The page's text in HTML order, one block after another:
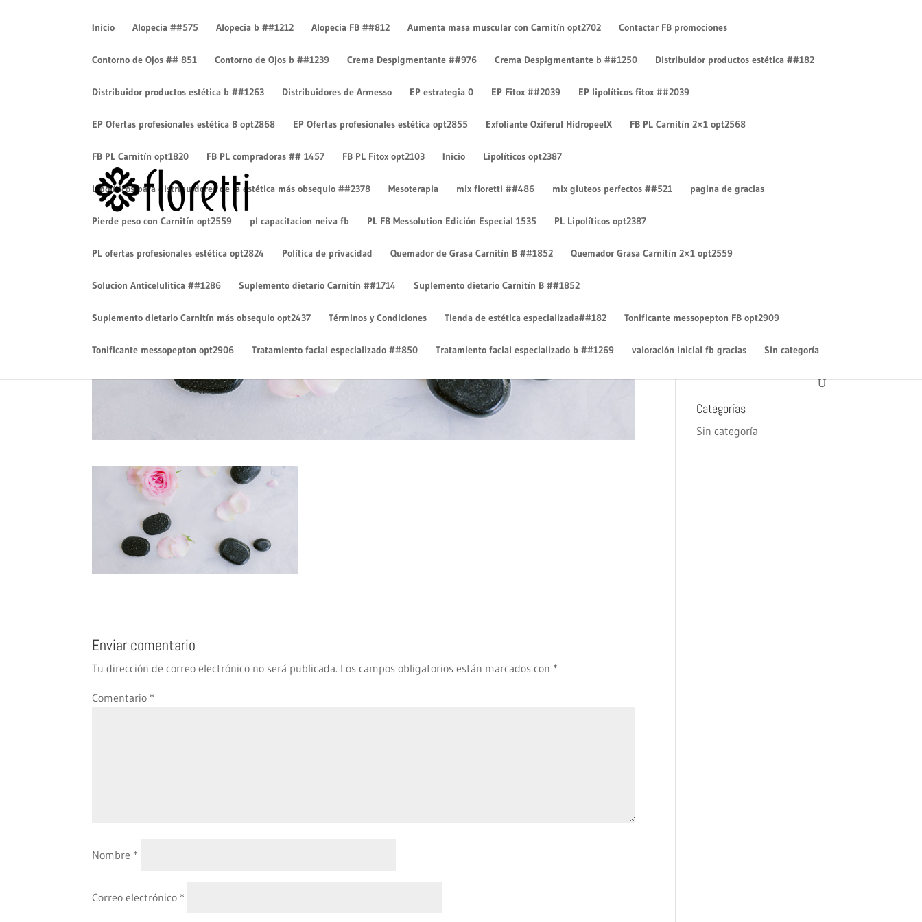
Inicio Alopecia ##575 Alopecia b ##1212 Alopecia FB ##812 Aumenta masa muscular con Carnitín opt2702 Contactar FB promociones
Contorno de Ojos ## 851 Contorno de Ojos b ##1239 Crema Despigmentante ##976 Crema Despigmentante b ##1250 Distribuidor productos estética ##182
Distribuidor productos estética b ##1263 Distribuidores de Armesso EP estrategia 0 EP Fitox ##2039 EP lipolíticos fitox ##2039
EP Ofertas profesionales estética B opt2868 EP Ofertas profesionales estética opt2855 Exfoliante Oxiferul HidropeelX FB PL Carnitín 2×1 opt2568
FB PL Carnitín opt1820 FB PL compradoras ## 1457 FB PL Fitox opt2103 Inicio Lipolíticos opt2387
Lipolíticos para distribuidores de la estética más obsequio ##2378 Mesoterapia mix floretti ##486 mix gluteos perfectos ##521 pagina de gracias
Pierde peso con Carnitín opt2559 pl capacitacion neiva fb PL FB Messolution Edición Especial 1535 PL Lipolíticos opt2387
PL ofertas profesionales estética opt2824 Política de privacidad Quemador de Grasa Carnitín B ##1852 Quemador Grasa Carnitín 2×1 opt2559
Solucion Anticelulitica ##1286 Suplemento dietario Carnitín ##1714 Suplemento dietario Carnitín B ##1852
Suplemento dietario Carnitín más obsequio opt2437 Términos y Condiciones Tienda de estética especializada##182 Tonificante messopepton FB opt2909
Tonificante messopepton opt2906 Tratamiento facial especializado ##850 Tratamiento facial especializado b ##1269 valoración inicial fb gracias Sin categoría
spa-07
porLuisa Torres|Sep 3, 2019|0 Comentarios
Enviar comentario
Tu dirección de correo electrónico no será publicada. Los campos obligatorios están marcados con *
Comentario *
Nombre *
Correo electrónico *
¡Hola mundo!
Un comentarista de
WordPressen¡Hola mundo!
Archivos
Categorías
Sin categoría